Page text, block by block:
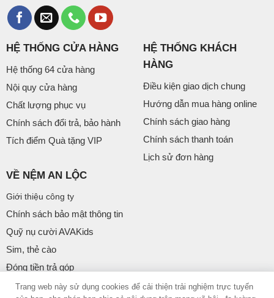
HỆ THỐNG CỬA HÀNG
Hệ thống 64 cửa hàng
Nội quy cửa hàng
Chất lượng phục vụ
Chính sách đổi trả, bảo hành
Tích điểm Quà tặng VIP
HỆ THỐNG KHÁCH
HÀNG
Điều kiện giao dịch chung
Hướng dẫn mua hàng online
Chính sách giao hàng
Chính sách thanh toán
Lịch sử đơn hàng
VỀ NỆM AN LỘC
Giới thiệu công ty
Chính sách bảo mật thông tin
Quỹ nụ cười AVAKids
Sim, thẻ cào
Đóng tiền trả góp
Xem bản mobile
Trang web này sử dụng cookies để cải thiện trải nghiệm trực tuyến